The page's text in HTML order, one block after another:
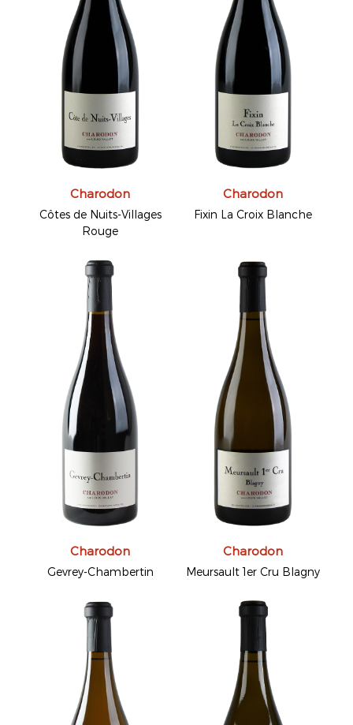
Charodon
Côtes de Nuits-Villages
Rouge
Charodon
Fixin La Croix Blanche
Charodon
Gevrey-Chambertin
Charodon
Meursault 1er Cru Blagny